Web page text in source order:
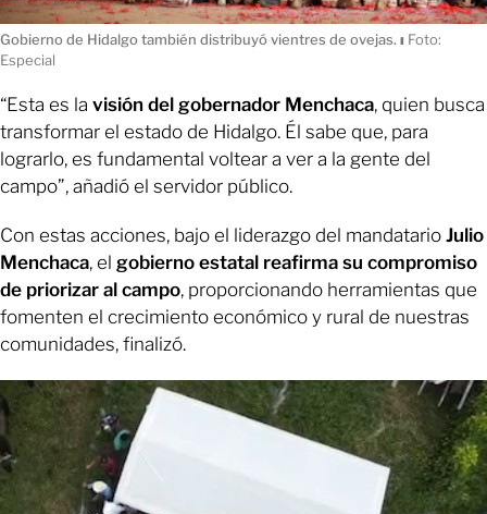
Gobierno de Hidalgo también distribuyó vientres de ovejas. ı Foto:
Especial
“Esta es la visión del gobernador Menchaca, quien busca
transformar el estado de Hidalgo. Él sabe que, para
lograrlo, es fundamental voltear a ver a la gente del
campo”, añadió el servidor público.
Con estas acciones, bajo el liderazgo del mandatario Julio
Menchaca, el gobierno estatal reafirma su compromiso
de priorizar al campo, proporcionando herramientas que
fomenten el crecimiento económico y rural de nuestras
comunidades, finalizó.